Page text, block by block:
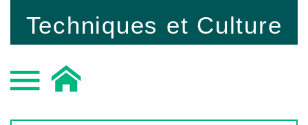
Techniques et Culture